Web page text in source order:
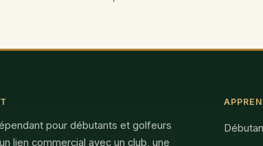
pour débutants et golfeurs
lien commercial avec un club, une